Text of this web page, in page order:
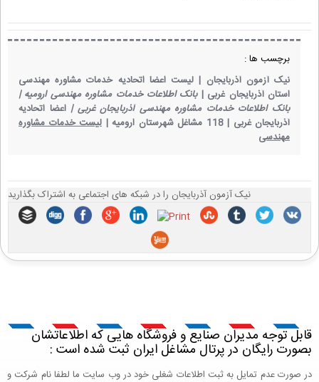
برچسب ها :
نیک آزمون آذربایجان | لیست اعضا اتحادیه خدمات مشاوره مهندسی
استان آذربایجان غربی | بانک اطلاعات خدمات مشاوره مهندسی ارومیه |
بانک اطلاعات خدمات مشاوره مهندسی آذربایجان غربی | اعضا اتحادیه
آذربایجان غربی | 118 مشاغل شهرستان ارومیه |
لیست خدمات مشاوره
مهندسی
نیک آزمون آذربایجان را در شبکه های اجتماعی به اشتراک بگذارید
قابل توجه مدیران صنایع و فروشگاه هایی که اطلاعاتشان
بصورت رایگان در پرتال مشاغل ایران ثبت شده است :
در صورت عدم تمایل به ثبت اطلاعات شغلی خود در وب سایت ما لطفا نام شرکت و